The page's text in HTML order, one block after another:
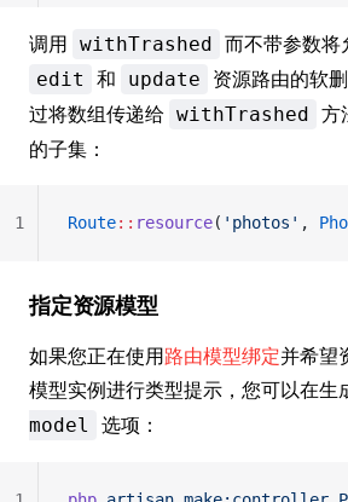
调用 withTrashed 而不带参数将
edit 和 update
资源路由的软
过将数组传递给 withTrashed 方
的子集：
Route:: resource( 'photos' ,
1
指定资源模型
如果您正在使用路由模型绑定并希望
模型实例进行类型提示，您可以在生
model
选项：